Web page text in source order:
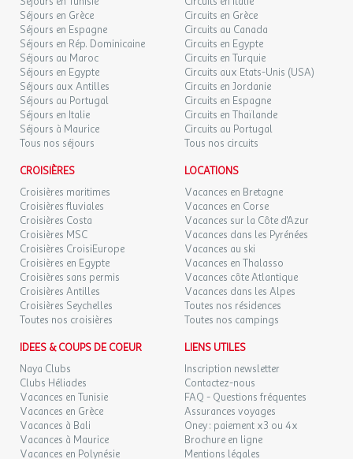
Distance : 5km
Emplacement : En dehors de l'établissement
Ferme miniature
Dates d'ouverture : Ouvert toute la saison
Prix : Gratuit
Etablissement
Les atouts de l'Établissement
Point fort 1 : Petit Camping Familial et Convivial
Autres informations
Nombre d'emplacements : 38 emplacements
Nombre d'hébergement : 18 hébergements
Services
Divers
Connexion wifi : Wifi gratuit dans tout l'établissement
Qualité du résau téléphonique : Bonne
Laverie : Payante
Infos supplémentaires services : Dépôt de pain et épicerie
Petit déjeuner en option: 8 euros/jour/personne.
Commerces & Restauration
LUN.
07
SEPT.
69 €
Retour le
08/09/2026
MAR.
08
SEPT.
69 €
Retour le
09/09/2026
MER.
09
SEPT.
69 €
Retour le
10
SEPT.
69 €
11/09/2026
VEN.
11
SEPT.
69 €
Retour le
SAM.
12
SEPT.
69 €
Retour le
13/09/2026
DIM.
13
SEPT.
69 €/hébergement
LUN.
14
SEPT.
69 €
Retour le
15/09/2026
69 €/hébergement
Séjours en Grèce
Séjours en Espagne
Séjours en Rép. Dominicaine
Séjours au Maroc
Séjours en Egypte
Séjours aux Antilles
Séjours au Portugal
Séjours en Italie
Séjours à Maurice
Tous nos séjours
Circuits en Grèce
Circuits au Canada
Circuits en Egypte
Circuits en Turquie
Circuits aux Etats-Unis (USA)
Circuits en Jordanie
Circuits en Espagne
Circuits en Thaïlande
Circuits au Portugal
Tous nos circuits
CROISIÈRES
Croisières maritimes
Croisières fluviales
Croisières Costa
Croisières MSC
Croisières CroisiEurope
Croisières en Egypte
Croisières sans permis
Croisières Antilles
Croisières Seychelles
Toutes nos croisières
LOCATIONS
Vacances en Bretagne
Vacances en Corse
Vacances sur la Côte d'Azur
Vacances dans les Pyrénées
Vacances au ski
Vacances en Thalasso
Vacances côte Atlantique
Vacances dans les Alpes
Toutes nos résidences
Toutes nos campings
IDEES & COUPS DE COEUR
Naya Clubs
Clubs Héliades
Vacances en Tunisie
Vacances en Grèce
Vacances à Bali
Vacances à Maurice
Vacances en Polynésie
LIENS UTILES
Inscription newsletter
Contactez-nous
FAQ - Questions fréquentes
Assurances voyages
Oney : paiement x3 ou 4x
Brochure en ligne
Mentions légales